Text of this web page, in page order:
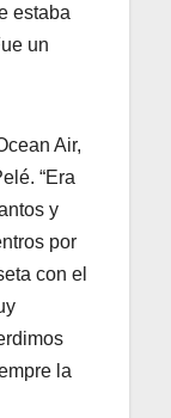
estaba
un
Air,
“Era
y
por
con el
la